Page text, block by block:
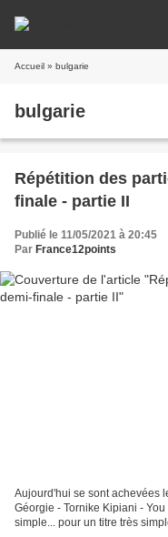
Accueil » bulgarie
bulgarie
Répétition des
finale - partie II
Publié le 11/05/2021 à 20:45
Par France12points
Aujourd'hui se sont achevées
Géorgie - Tornike Kipiani -
simple... pour un titre très